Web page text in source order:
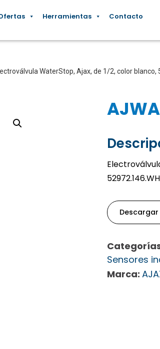
Herramientas Contacto
WaterStop, Ajax, de 1/2, color blanco,
Sensores
Marca: